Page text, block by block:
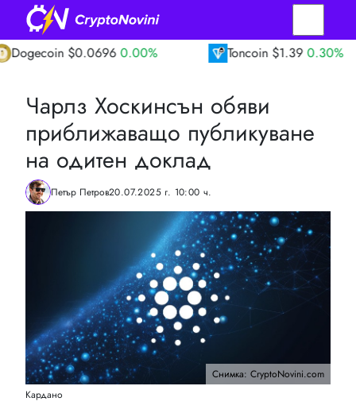
$0.0696 0.00% Toncoin $1.39 0.30%
Чарлз Хоскинсън обяви
приближаващо публикуване
на одитен доклад
Петър Петров20.07.2025 г. 10:00 ч.
Снимка: CryptoNovini.com
Кардано